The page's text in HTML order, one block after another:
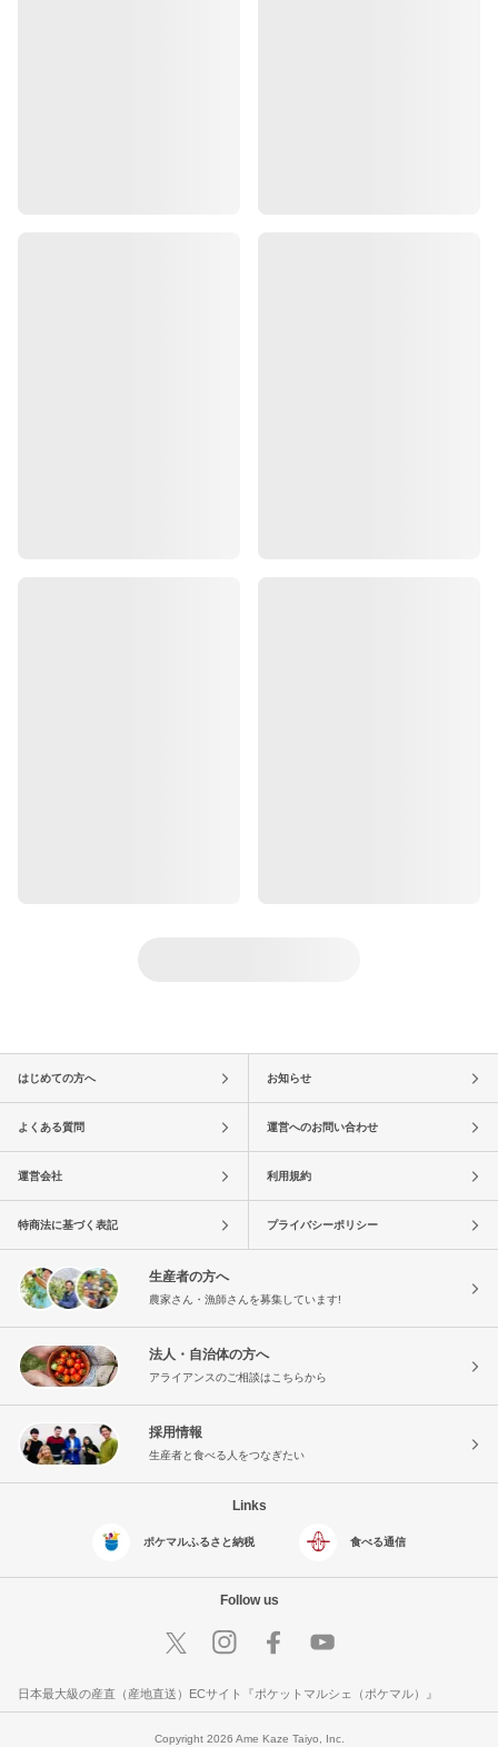
はじめての方へ お知らせ
よくある質問 運営へのお問い合わせ
運営会社 利用規約
特商法に基づく表記 プライバシーポリシー
生産者の方へ
農家さん・漁師さんを募集しています!
法人・自治体の方へ
アライアンスのご相談はこちらから
採用情報
生産者と食べる人をつなぎたい
Links
ポケマルふるさと納税 食べる通信
Follow us
日本最大級の産直（産地直送）ECサイト『ポケットマルシェ（ポケマル）』
Copyright 2026 Ame Kaze Taiyo, Inc.